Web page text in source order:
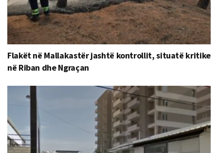
Flakët në Mallakastër jashtë kontrollit, situatë kritike
në Riban dhe Ngraçan